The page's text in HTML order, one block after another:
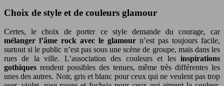
Choix de style et de couleurs glamour
Certes, le choix de porter ce style demande du courage, car
mélanger l’âme rock avec le glamour n’est pas toujours facile,
surtout si le public n’est pas sous une scène de groupe, mais dans les
rues de la ville. L’association des couleurs et les inspirations
gothiques rendent possibles des tenues, même très différentes les
unes des autres. Noir, gris et blanc pour ceux qui ne veulent pas trop